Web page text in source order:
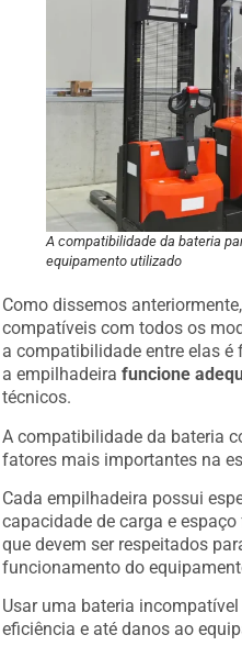
A compatibilidade da bateria
equipamento utilizado
Como dissemos
compatíveis com todos os
a compatibilidade entre elas
a empilhadeirafuncione
técnicos.
A compatibilidade da bateria
fatores mais importantes na
Cada empilhadeira possui
capacidade de carga e
que devem ser respeitados
funcionamento do
Usar uma bateria
eficiência e até danos ao